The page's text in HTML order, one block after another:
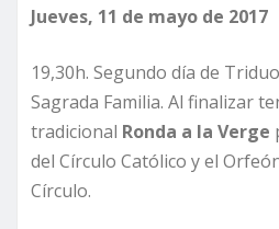
Jueves, 11 de mayo de 2017
19,30h. Segundo día de
Sagrada Familia. Al finalizar
tradicional Ronda a la Verge
del Círculo Católico y el
Círculo.